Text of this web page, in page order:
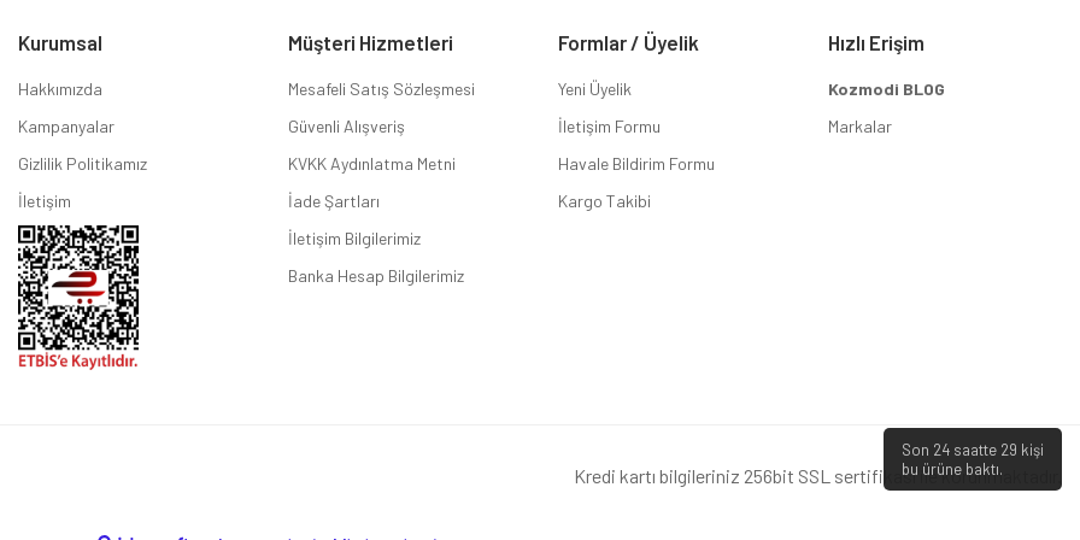
Kurumsal
Hakkımızda
Kampanyalar
Gizlilik Politikamız
İletişim
Müşteri Hizmetleri
Mesafeli Satış Sözleşmesi
Güvenli Alışveriş
KVKK Aydınlatma Metni
İade Şartları
İletişim Bilgilerimiz
Banka Hesap Bilgilerimiz
Formlar / Üyelik
Yeni Üyelik
İletişim Formu
Havale Bildirim Formu
Kargo Takibi
Hızlı Erişim
Kozmodi BLOG
Markalar
Kredi kartı bilgileriniz 256bit SSL sertifikası ile korunmaktadır.
Son 24 saatte 29 kişi
bu ürüne baktı.